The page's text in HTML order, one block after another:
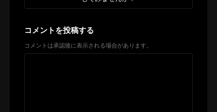
コメントを投稿する
コメントは承認後に表示される場合があります。